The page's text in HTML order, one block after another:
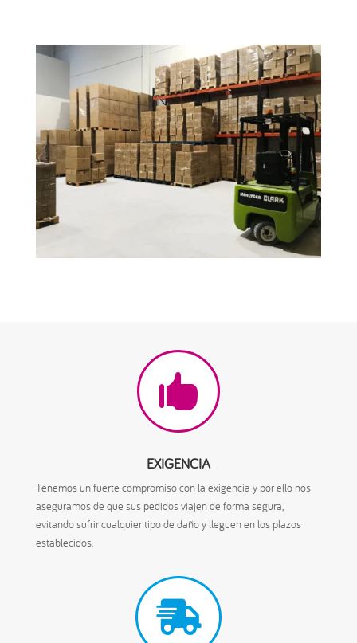

EXIGENCIA
Tenemos un fuerte compromiso con la exigencia y por ello nos
aseguramos de que sus pedidos viajen de forma segura,
evitando sufrir cualquier tipo de daño y lleguen en los plazos
establecidos.
